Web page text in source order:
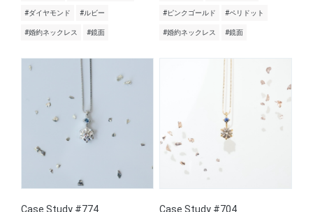
#ダイヤモンド #ルビー
#婚約ネックレス #鏡面
#ピンクゴールド #ペリドット
#婚約ネックレス #鏡面
Case Study #774 Case Study #704